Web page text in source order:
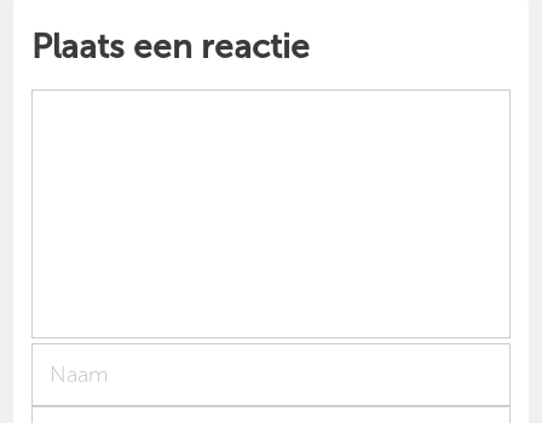
Plaats een reactie